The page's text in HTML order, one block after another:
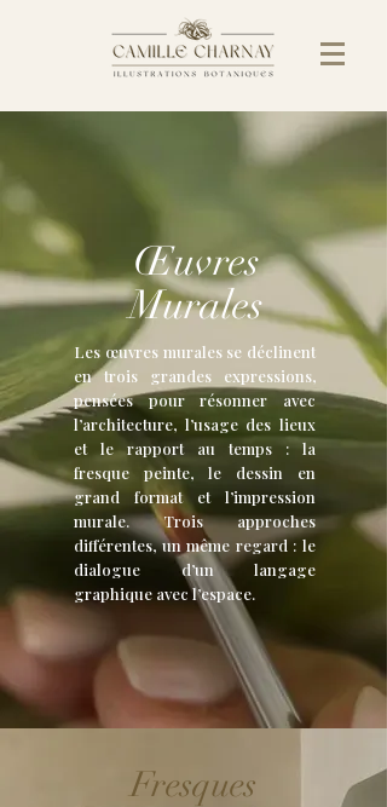
Œuvres
Murales
Les œuvres murales se déclinent
en trois grandes expressions,
pensées pour résonner avec
l’architecture, l’usage des lieux
et le rapport au temps : la
fresque peinte, le dessin en
grand format et l’impression
murale. Trois approches
différentes, un même regard : le
dialogue d’un langage
graphique avec l’espace.
Fresques